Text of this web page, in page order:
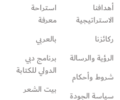
أهدافنا
الاستراتيجية
ركائزنا
الرؤية والرسالة
شروط وأحكام
سياسة الجودة
استراحة
معرفة
بالعربي
برنامج دبي
الدولي للكتابة
بيت الشعر